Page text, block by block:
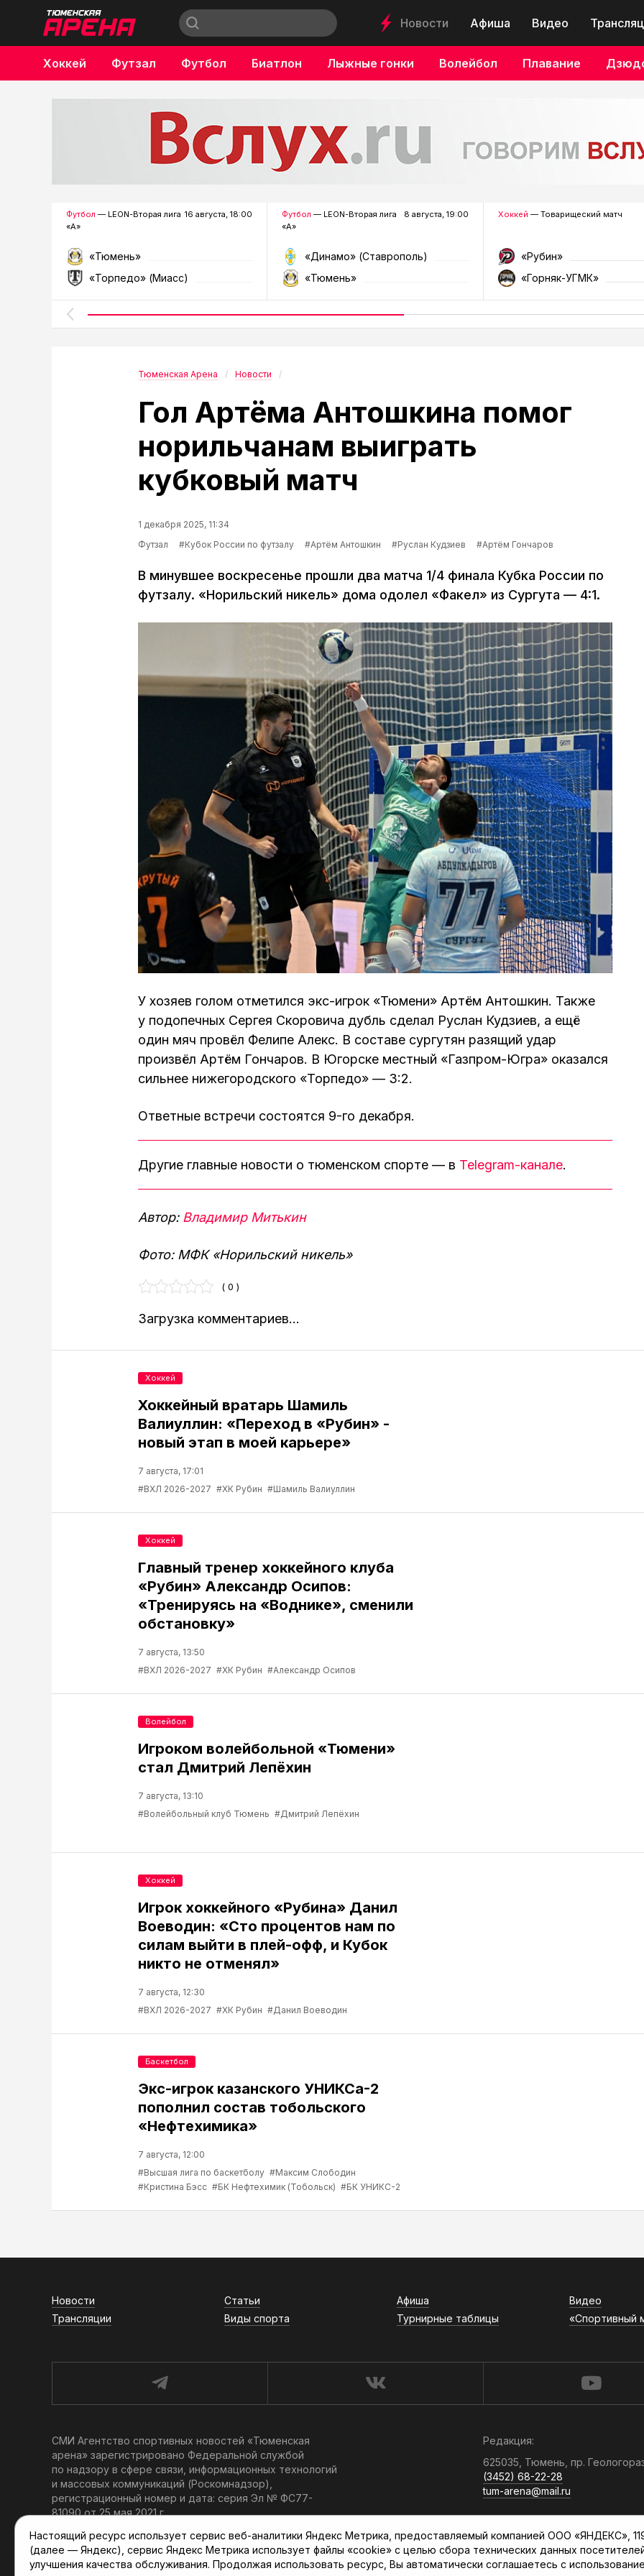
Новости Афиша Видео
Хоккей Футзал Футбол Биатлон Лыжные гонки Волейбол Плавание
Бокс
Футбол — LEON-Вторая лига
«А»
16 августа, 18:00
«Тюмень»
«Торпедо» (Миасс)
Футбол — LEON-Вторая лига
«А»
8 августа, 19:00
«Динамо» (Ставрополь)
«Тюмень»
Хоккей — Товарищеский матч
«Рубин»
«Горняк-УГМК»
Тюменская Арена Новости
Гол Артёма Антошкина помог
норильчанам выиграть
кубковый матч
1 декабря 2025, 11:34
Футзал
#Кубок России по футзалу #Артём Антошкин #Руслан Кудзиев #Артём Гончаров
В минувшее воскресенье прошли два матча 1/4 финала Кубка России по
футзалу. «Норильский никель» дома одолел «Факел» из Сургута — 4:1.
У хозяев голом отметился экс-игрок «Тюмени» Артём Антошкин. Также
у подопечных Сергея Скоровича дубль сделал Руслан Кудзиев, а ещё
один мяч провёл Фелипе Алекс. В составе сургутян разящий удар
произвёл Артём Гончаров. В Югорске местный «Газпром-Югра» оказался
сильнее нижегородского «Торпедо» — 3:2.
Ответные встречи состоятся 9-го декабря.
Другие главные новости о тюменском спорте — в Telegram-канале.
Автор: Владимир Митькин
Фото: МФК «Норильский никель»
( 0 )
Загрузка комментариев...
Хоккейный вратарь Шамиль
Валиуллин: «Переход в «Рубин» -
новый этап в моей карьере»
7 августа, 17:01
#ВХЛ 2026-2027 #ХК Рубин #Шамиль Валиуллин
Хоккей
Главный тренер хоккейного клуба
«Рубин» Александр Осипов:
«Тренируясь на «Воднике», сменили
обстановку»
7 августа, 13:50
#ВХЛ 2026-2027 #ХК Рубин #Александр Осипов
Хоккей
Игроком волейбольной «Тюмени»
стал Дмитрий Лепёхин
7 августа, 13:10
#Волейбольный клуб Тюмень #Дмитрий Лепёхин
Волейбол
Игрок хоккейного «Рубина» Данил
Воеводин: «Сто процентов нам по
силам выйти в плей-офф, и Кубок
никто не отменял»
7 августа, 12:30
#ВХЛ 2026-2027 #ХК Рубин #Данил Воеводин
Хоккей
Экс-игрок казанского УНИКСа-2
пополнил состав тобольского
«Нефтехимика»
7 августа, 12:00
#Высшая лига по баскетболу #Максим Слободин
#Кристина Бэсс #БК Нефтехимик (Тобольск) #БК УНИКС-2
Баскетбол
Новости Статьи Афиша Видео
Трансляции
Виды спорта Турнирные таблицы «Спортивный
СМИ Агентство спортивных новостей «Тюменская
арена» зарегистрировано Федеральной службой
по надзору в сфере связи, информационных технологий
и массовых коммуникаций (Роскомнадзор),
регистрационный номер и дата: серия Эл № ФС77-
81090 от 25 мая 2021 г.
Главный редактор: Мартынов В. В.
При использовании материалов ссылка обязательна.
Редакция:
625035, Тюмень, пр.
(3452) 68-22-28
tum-arena@mail.ru
Отдел продаж:
(3452) 68-89-78
kotovaev@sibinformburo.ru
Настоящий ресурс использует сервис веб-аналитики Яндекс Метрика, предоставляемый компанией ООО «ЯНДЕКС»,
(далее — Яндекс), сервис Яндекс Метрика использует файлы «cookie» с целью сбора технических данных
улучшения качества обслуживания. Продолжая использовать ресурс, Вы автоматически соглашаетесь с